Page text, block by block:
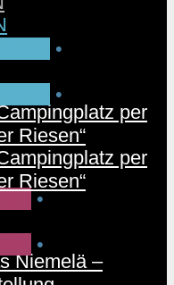
•
per
Riesen“
•
Niemelä –
•
per
Riesen“
•